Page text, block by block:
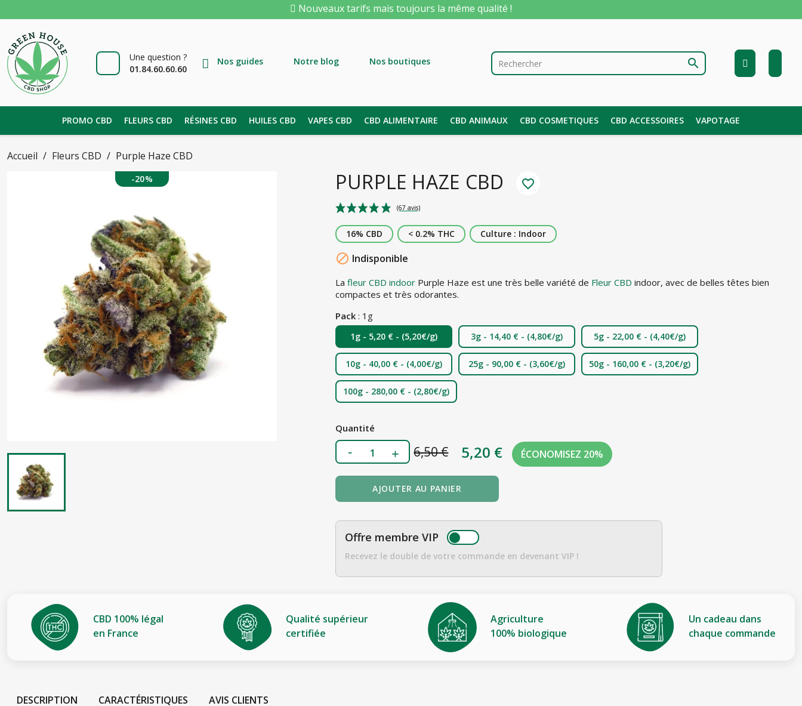
Nouveaux tarifs mais toujours la même qualité !
Une question ?
01.84.60.60.60
Nos guides Notre blog Nos boutiques search
PROMO CBD FLEURS CBD RÉSINES CBD HUILES CBD VAPES CBD CBD ALIMENTAIRE CBD ANIMAUX CBD COSMETIQUES CBD ACCESSOIRES VAPOTAGE
Accueil Fleurs CBD Purple Haze CBD
-20% PURPLE HAZE CBD favorite_border
(67 avis)
16% CBD < 0.2% THC Culture : Indoor
 Indisponible
La fleur CBD indoor Purple Haze est une très belle variété de Fleur CBD indoor, avec de belles têtes bien
compactes et très odorantes.
Pack : 1g
1g - 5,20 € - (5,20€/g) 3g - 14,40 € - (4,80€/g) 5g - 22,00 € - (4,40€/g)
10g - 40,00 € - (4,00€/g) 25g - 90,00 € - (3,60€/g) 50g - 160,00 € - (3,20€/g)
100g - 280,00 € - (2,80€/g)
Quantité
6,50 € 5,20 € ÉCONOMISEZ 20%
AJOUTER AU PANIER
Offre membre VIP
Recevez le double de votre commande en devenant VIP !
CBD 100% légal
en France
Qualité supérieur
certifiée
Agriculture
100% biologique
Un cadeau dans
chaque commande
DESCRIPTION CARACTÉRISTIQUES AVIS CLIENTS